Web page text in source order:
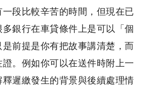
段比較辛苦的時間，但現在已
銀行在車貸條件上是可以「個
前提是你有把故事講清楚，而
證。例如你可以在送件時附上一
遲繳發生的背景與後續處理情